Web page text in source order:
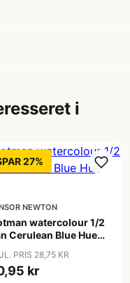
i
27%
NEWTON
watercolour 1/2
Cerulean Blue Hue
PRIS 28,75 KR
kr